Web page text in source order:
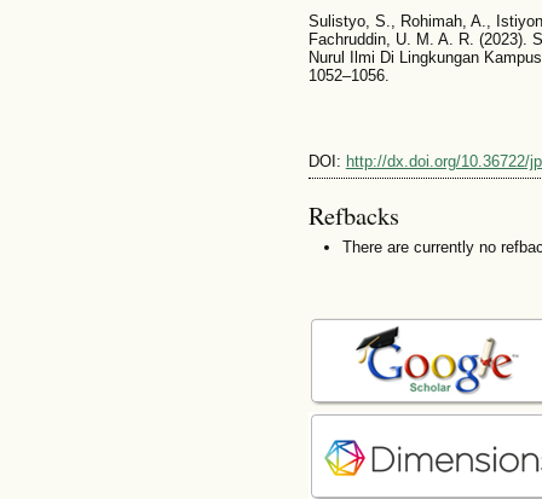
Sulistyo, S., Rohimah, A.,
Fachruddin, U. M. A. R. (2023).
Nurul Ilmi Di Lingkungan
1052–1056.
DOI: http://dx.doi.org/10.36722/
Refbacks
There are currently no